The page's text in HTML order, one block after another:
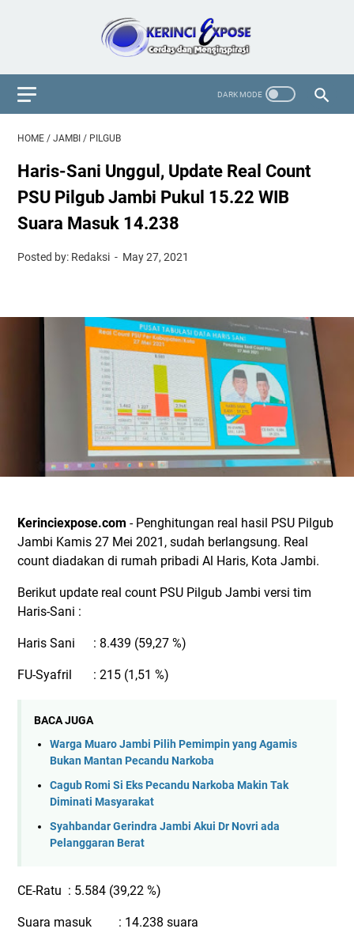
HOME / JAMBI / PILGUB
Haris-Sani Unggul, Update Real Count
PSU Pilgub Jambi Pukul 15.22 WIB
Suara Masuk 14.238
Posted by: Redaksi May 27, 2021
Kerinciexpose.com - Penghitungan real hasil PSU Pilgub
Jambi Kamis 27 Mei 2021, sudah berlangsung. Real
count diadakan di rumah pribadi Al Haris, Kota Jambi.
Berikut update real count PSU Pilgub Jambi versi tim
Haris-Sani :
Haris Sani : 8.439 (59,27 %)
FU-Syafril : 215 (1,51 %)
BACA JUGA
Warga Muaro Jambi Pilih Pemimpin yang Agamis
Bukan Mantan Pecandu Narkoba
Cagub Romi Si Eks Pecandu Narkoba Makin Tak
Diminati Masyarakat
Syahbandar Gerindra Jambi Akui Dr Novri ada
Pelanggaran Berat
CE-Ratu : 5.584 (39,22 %)
Suara masuk : 14.238 suara